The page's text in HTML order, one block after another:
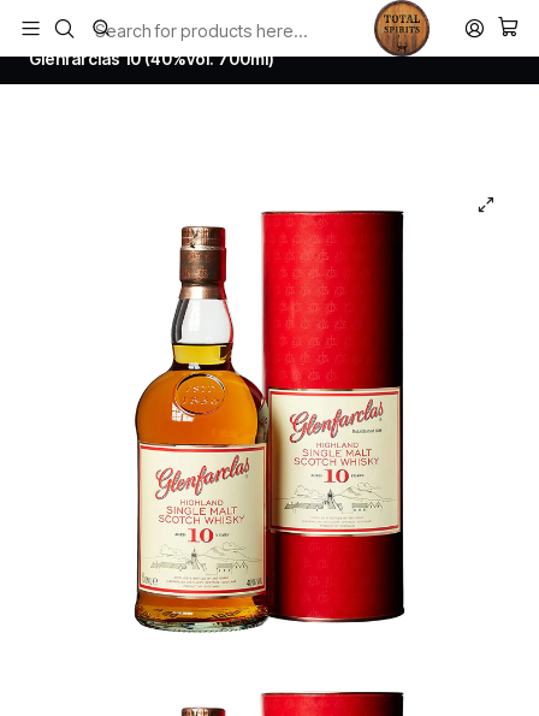
Todos los productos estan en stock. Despachamos a todo Chile.
Home Whisky
Scotch Whisky Speyside
Glenfarclas 10 (40%vol. 700ml)